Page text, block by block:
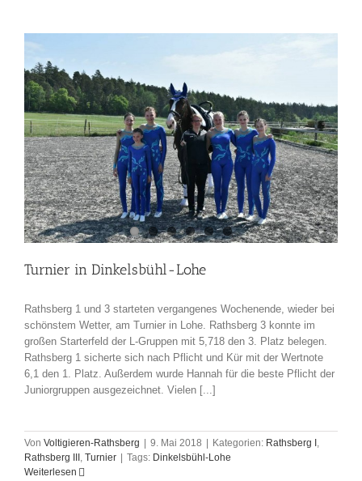
Turnier in Dinkelsbühl-Lohe
Rathsberg 1 und 3 starteten vergangenes Wochenende, wieder bei
schönstem Wetter, am Turnier in Lohe. Rathsberg 3 konnte im
großen Starterfeld der L-Gruppen mit 5,718 den 3. Platz belegen.
Rathsberg 1 sicherte sich nach Pflicht und Kür mit der Wertnote
6,1 den 1. Platz. Außerdem wurde Hannah für die beste Pflicht der
Juniorgruppen ausgezeichnet. Vielen [...]
Von Voltigieren-Rathsberg | 9. Mai 2018 | Kategorien: Rathsberg I
Rathsberg III Turnier | Tags: Dinkelsbühl-Lohe
Weiterlesen